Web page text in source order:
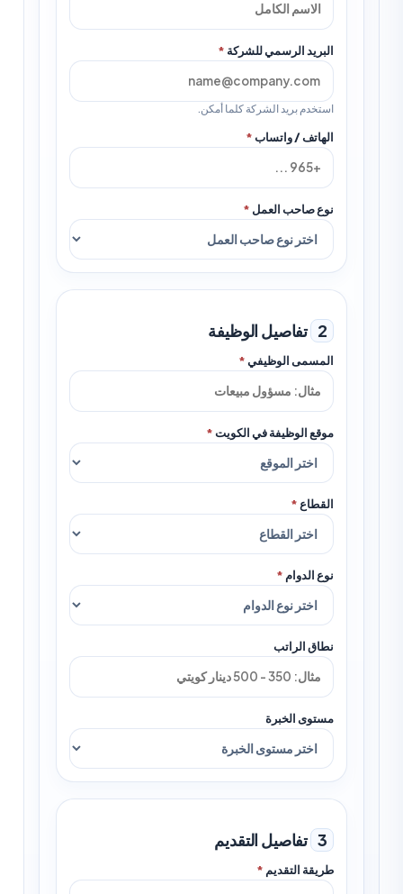
البريد الرسمي للشركة*
استخدم بريد الشركة كلما أمكن.
الهاتف / واتساب*
نوع صاحب العمل*
تفاصيل الوظيفة
المسمى الوظيفي*
موقع الوظيفة في الكويت*
نوع الدوام*
نطاق الراتب
مستوى الخبرة
تفاصيل التقديم
طريقة التقديم*